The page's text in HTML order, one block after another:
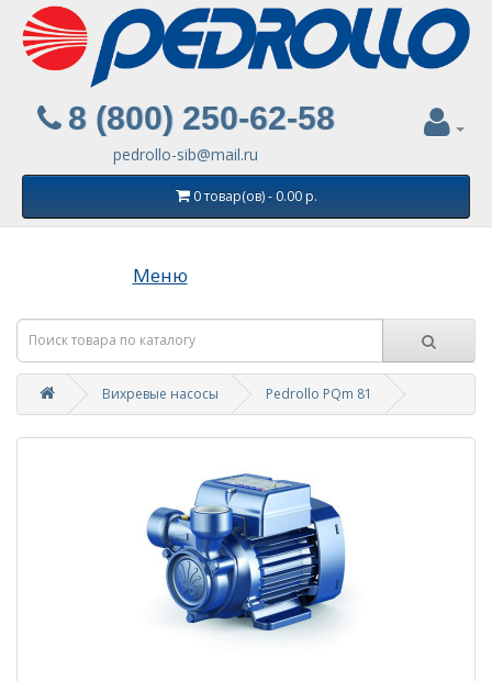
8 (800) 250-62-58
pedrollo-sib@mail.ru
0 товар(ов) - 0.00 р.
Меню
Вихревые насосы Pedrollo PQm 81